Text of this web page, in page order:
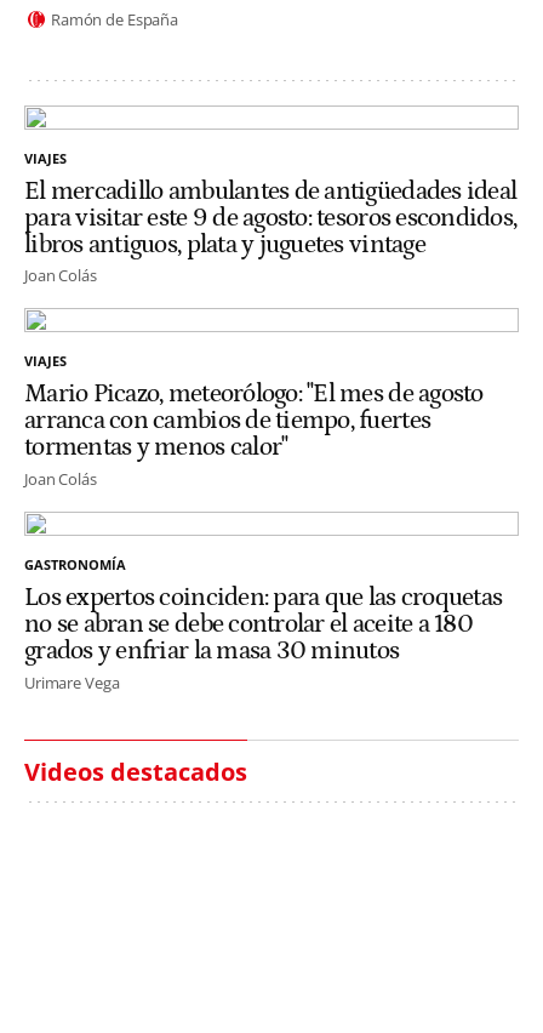
Ramón de España
VIAJES
El mercadillo ambulantes de antigüedades ideal
para visitar este 9 de agosto: tesoros escondidos,
libros antiguos, plata y juguetes vintage
Joan Colás
VIAJES
Mario Picazo, meteorólogo: "El mes de agosto
arranca con cambios de tiempo, fuertes
tormentas y menos calor"
Joan Colás
GASTRONOMÍA
Los expertos coinciden: para que las croquetas
no se abran se debe controlar el aceite a 180
grados y enfriar la masa 30 minutos
Urimare Vega
Videos destacados